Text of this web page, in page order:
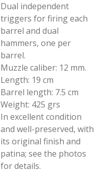
Dual independent
triggers for firing each
barrel and dual
hammers, one per
barrel.
Muzzle caliber: 12 mm.
Length: 19 cm
Barrel length: 7.5 cm
Weight: 425 grs
In excellent condition
and well-preserved, with
its original finish and
patina; see the photos
for details.